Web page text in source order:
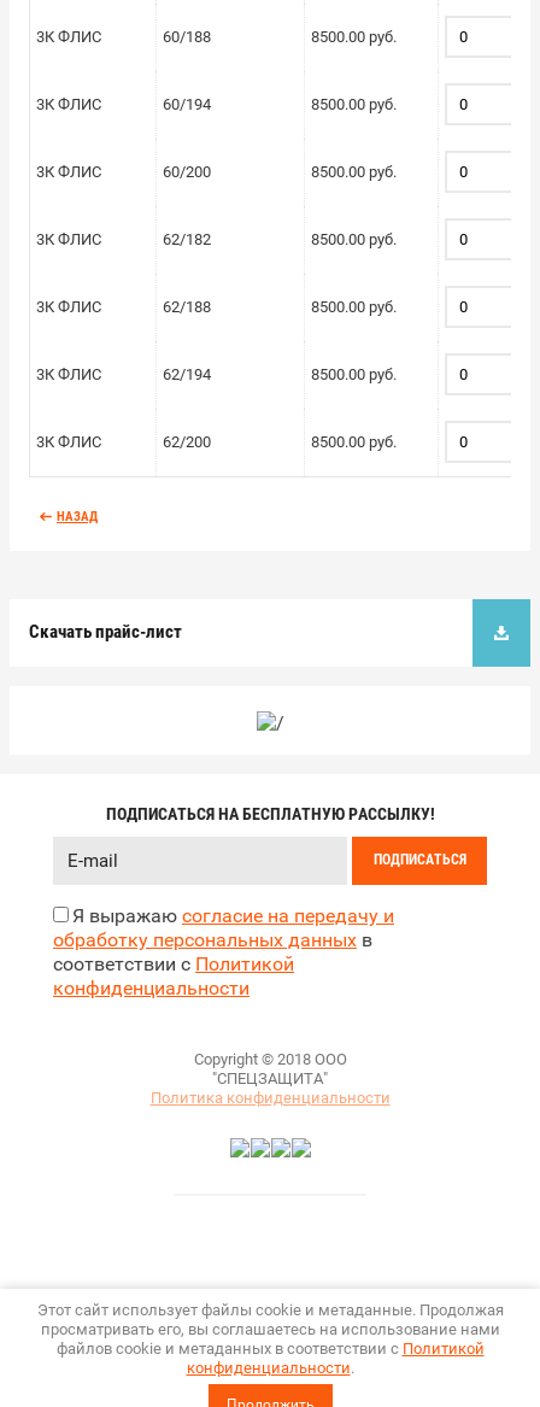
Этот сайт использует файлы cookie и метаданные. Продолжая
просматривать его, вы соглашаетесь на использование нами
файлов cookie и метаданных в соответствии с Политикой
конфиденциальности.
Скачать прайс-лист
3К ФЛИС 60/188 8500.00 руб.
3К ФЛИС 60/194 8500.00 руб.
3К ФЛИС 60/200 8500.00 руб.
3К ФЛИС 62/182 8500.00 руб.
3К ФЛИС 62/188 8500.00 руб.
3К ФЛИС 62/194 8500.00 руб.
3К ФЛИС 62/200 8500.00 руб.
НАЗАД
ПОДПИСАТЬСЯ НА БЕСПЛАТНУЮ РАССЫЛКУ!
Я выражаю согласие на передачу и
обработку персональных данных в
соответствии с Политикой
конфиденциальности
ПОДПИСАТЬСЯ
Copyright © 2018 ООО
"СПЕЦЗАЩИТА"
Политика конфиденциальности
Megagroup.ru